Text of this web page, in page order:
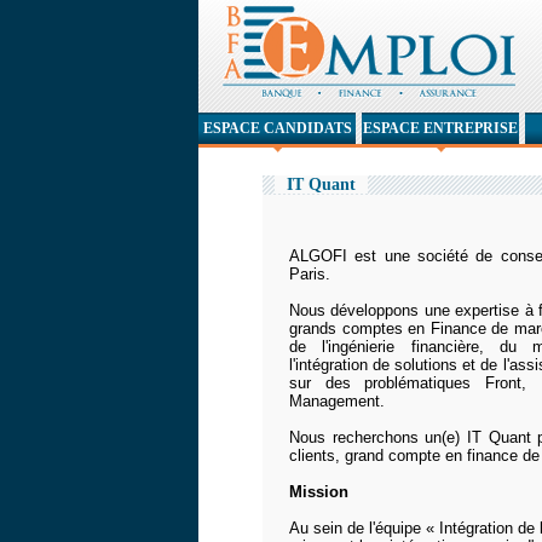
IT Quant
ALGOFI est une société de
Paris.
Nous développons une expertise
grands comptes en Finance de
de l'ingénierie financière, du
l'intégration de solutions et de
sur des problématiques
Management.
Nous recherchons un(e) IT Quant
clients, grand compte en finance
Mission
Au sein de l'équipe « Intégration
ESPACE CANDIDATS ESPACE ENTREPRISE